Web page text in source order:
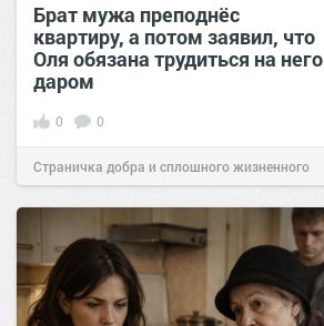
Брат мужа преподнёс
квартиру, а потом заявил, что
Оля обязана трудиться на него
даром
0 0
Страничка добра и сплошного жизненного
позитива!12:3916 мар 2026